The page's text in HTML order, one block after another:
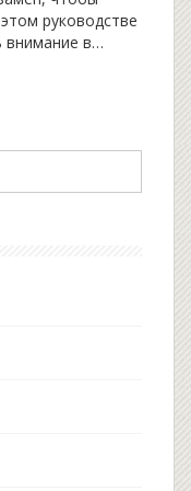
руководстве
в
движения, а
машины, но и